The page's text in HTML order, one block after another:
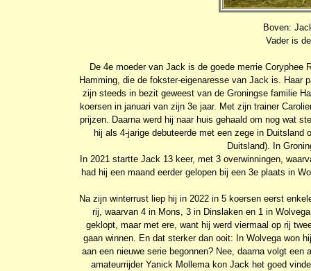
Boven:
Vader is
De 4e moeder van Jack is de goede merrie
Hamming, die de fokster-eigenaresse van Jack is. Haar
zijn steeds in bezit geweest van de Groningse familie
koersen in januari van zijn 3e jaar. Met zijn trainer
prijzen. Daarna werd hij naar huis gehaald om nog wat
hij als 4-jarige debuteerde met een zege in
Duitsland). In
In 2021 startte Jack 13 keer, met 3 overwinningen,
had hij een maand eerder gelopen bij een 3e plaats in
Na zijn winterrust liep hij in 2022 in 5 koersen eerst
rij, waarvan 4 in Mons, 3 in Dinslaken en 1 in
geklopt, maar met ere, want hij werd viermaal op rij
gaan winnen. En dat sterker dan ooit: In Wolvega won
aan een nieuwe serie begonnen? Nee, daarna volgt
amateurrijder Yanick Mollema kon Jack het goed